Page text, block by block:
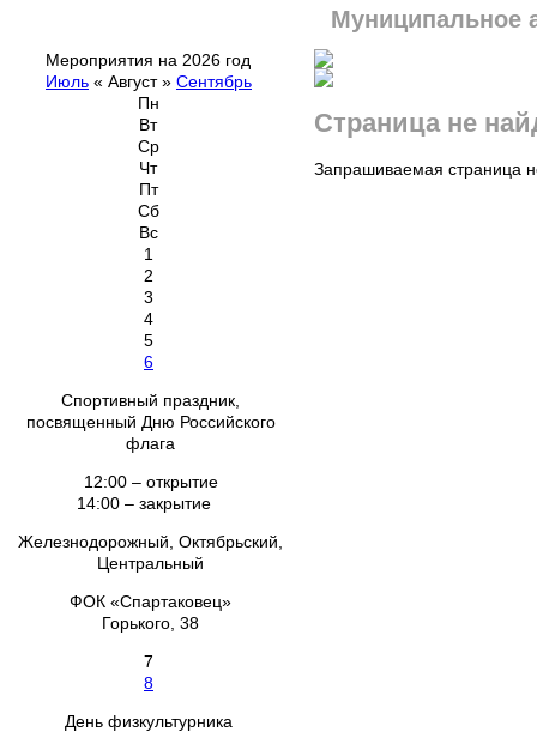
Муниципальное
Мероприятия на 2026 год
Июль « Август» Сентябрь
Пн
Вт
Ср
Чт
Пт
Сб
Вс
1
2
3
4
5
6
Спортивный праздник,
посвященный Дню Российского
флага
12:00 – открытие
14:00 – закрытие
Железнодорожный, Октябрьский,
Центральный
ФОК «Спартаковец»
Горького, 38
7
8
День физкультурника
Страница не
Запрашиваемая страница